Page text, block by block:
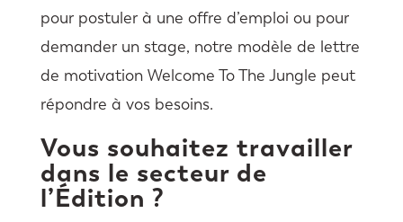
pour postuler à une offre d’emploi ou pour
demander un stage, notre modèle de lettre
de motivation Welcome To The Jungle peut
répondre à vos besoins.
Vous souhaitez travailler
dans le secteur de
l’Édition ?